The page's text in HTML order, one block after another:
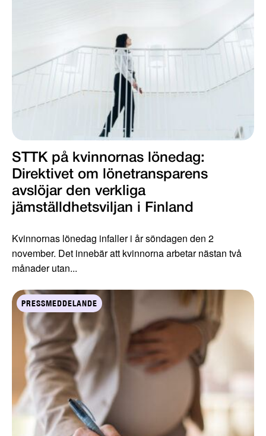
STTK på kvinnornas lönedag:
Direktivet om lönetransparens
avslöjar den verkliga
jämställdhetsviljan i Finland
Kvinnornas lönedag infaller i år söndagen den 2
november. Det innebär att kvinnorna arbetar nästan två
månader utan...
PRESSMEDDELANDE